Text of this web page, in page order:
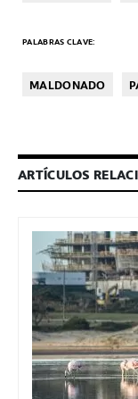
PALABRAS CLAVE:
MALDONADO
ARTÍCULOS